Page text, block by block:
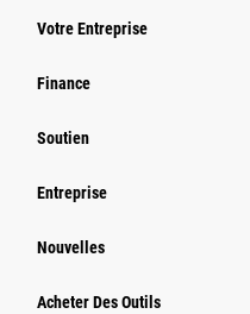
Votre Entreprise
Finance
Soutien
Entreprise
Nouvelles
Acheter Des Outils